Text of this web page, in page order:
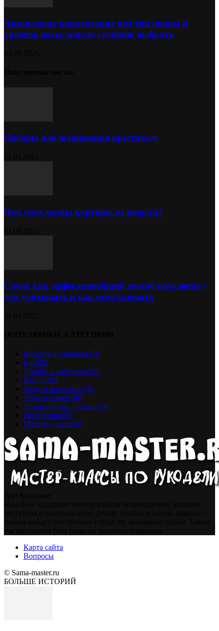
Автономная канализация под тип почвы и
уровень воды: какую станцию выбрать
Наборы для вышивания крестиком
Чем популярны картины из шерсти?
Сауна как эффективнейший способ похудения –
что учитывать и как использовать
Красота и здоровье479
Еда302
Дизайн и интерьер202
Разное185
Уход за волосами150
Уход за кожей148
Декор своими руками108
Интересное88
Мастер-классы69
Карта сайта
Вопросы
© Sama-master.ru
БОЛЬШЕ ИСТОРИЙ